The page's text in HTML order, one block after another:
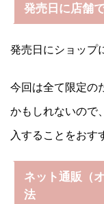
発売日に店舗
発売日にショップ
今回は全て限定の
かもしれないので
入することをおす
ネット通販（
法